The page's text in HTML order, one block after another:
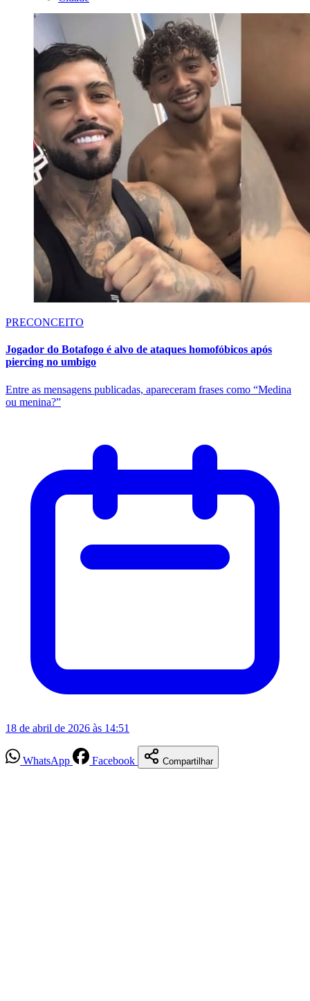
PRECONCEITO
Jogador do Botafogo é alvo de ataques homofóbicos após
piercing no umbigo
Entre as mensagens publicadas, apareceram frases como “Medina
ou menina?”
18 de abril de 2026 às 14:51
WhatsApp Facebook Compartilhar